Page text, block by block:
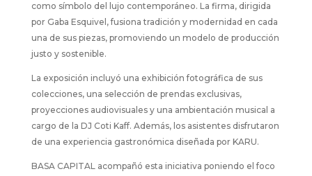
como símbolo del lujo contemporáneo. La firma, dirigida
por Gaba Esquivel, fusiona tradición y modernidad en cada
una de sus piezas, promoviendo un modelo de producción
justo y sostenible.
La exposición incluyó una exhibición fotográfica de sus
colecciones, una selección de prendas exclusivas,
proyecciones audiovisuales y una ambientación musical a
cargo de la DJ Coti Kaff. Además, los asistentes disfrutaron
de una experiencia gastronómica diseñada por KARU.
BASA CAPITAL acompañó esta iniciativa poniendo el foco